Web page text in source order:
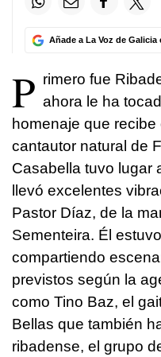
Añade a La Voz de Galicia
P rimero fue
ahora le ha
homenaje que recibe
cantautor natural de
Casabella tuvo lugar
llevó excelentes
Pastor Díaz, de la
Sementeira. Él
compartiendo
previstos según la
como Tino Baz, el
Bellas que también
ribadense, el grupo